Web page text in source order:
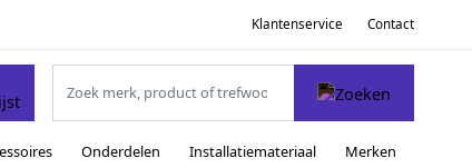
Klantenservice Contact
Onderdelen Installatiemateriaal Merken